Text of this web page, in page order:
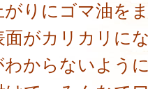
がりにゴマ油を
面がカリカリに
わからないよう